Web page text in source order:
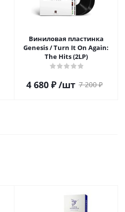
Виниловая пластинка
Genesis / Turn It On Again:
The Hits (2LP)
4 680₽ /шт 7 200₽